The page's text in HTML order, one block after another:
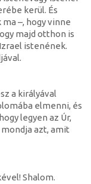
kerül. És
–, hogy vinne
majd otthon is
istenének.
a királyával
elmenni, és
legyen az Úr,
azt, amit
Shalom.